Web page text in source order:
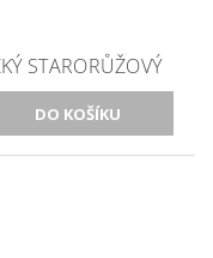
STARORŮŽOVÝ